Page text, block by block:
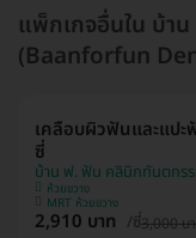
แพ็กเกจอื่นใน บ้า
(Baanforfun
เคลือบผิวฟันและแป
ซี่
บ้าน ฟ. ฟัน คลินิกทันตกร
ห้วยขวาง
MRT ห้วยขวาง
2,910 บาท /ซี่3,000 บ